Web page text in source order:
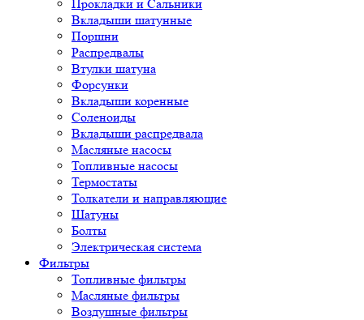
Прокладки и Сальники
Вкладыши шатунные
Поршни
Распредвалы
Втулки шатуна
Форсунки
Вкладыши коренные
Соленоиды
Вкладыши распредвала
Масляные насосы
Топливные насосы
Термостаты
Толкатели и направляющие
Шатуны
Болты
Электрическая система
Фильтры
Топливные фильтры
Масляные фильтры
Воздушные фильтры